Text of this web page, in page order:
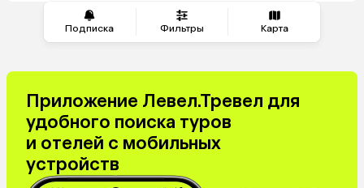
Подписка Фильтры Карта
Приложение Левел.Тревел для
удобного поиска туров
и отелей с мобильных
устройств